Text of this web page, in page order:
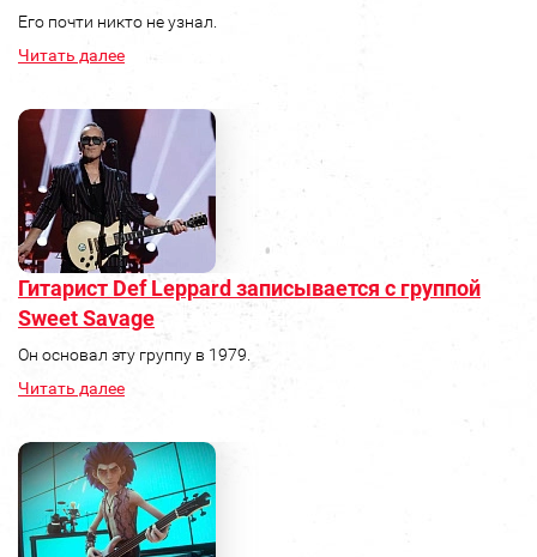
Его почти никто не узнал.
Читать далее
Гитарист Def Leppard записывается с группой
Sweet Savage
Он основал эту группу в 1979.
Читать далее